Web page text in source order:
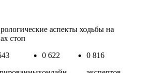
аспекты ходьбы на
стоп
0 622
0 816